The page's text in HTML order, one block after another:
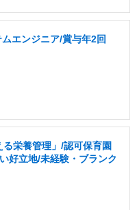
エンジニア/賞与年2回
る栄養管理」/認可保育園
好立地/未経験・ブランク